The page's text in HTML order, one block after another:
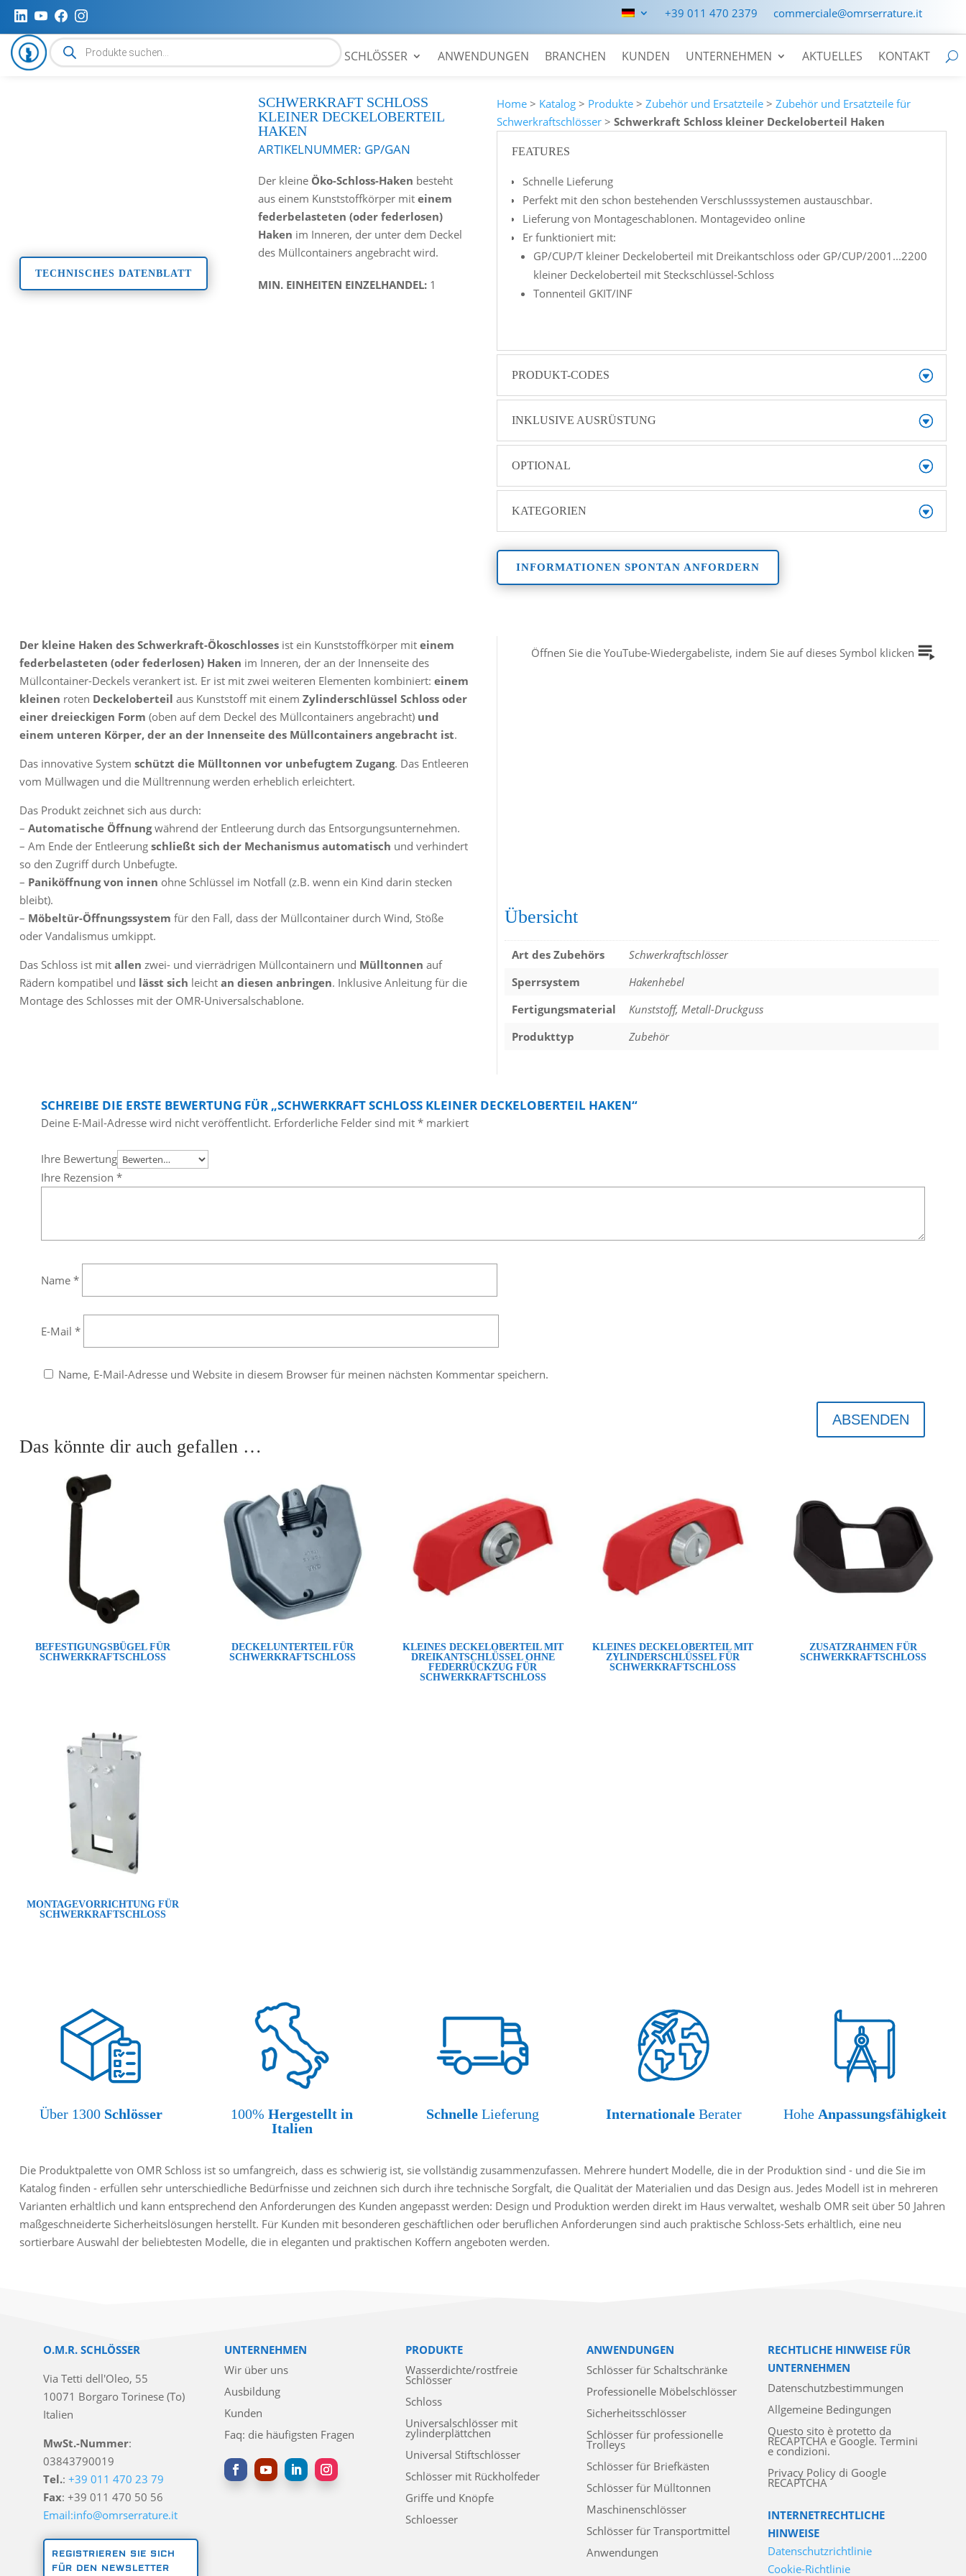
+39 011 470 2379 commerciale@omrserrature.it
Produktsuche
SCHLÖSSER ANWENDUNGEN BRANCHEN KUNDEN UNTERNEHMEN AKTUELLES KONTAKT
TECHNISCHES DATENBLATT
SCHWERKRAFT SCHLOSS
KLEINER DECKELOBERTEIL
HAKEN
ARTIKELNUMMER: GP/GAN
Der kleine Öko-Schloss-Haken besteht
aus einem Kunststoffkörper miteinem
federbelasteten (oder federlosen)
Haken im Inneren, der unter dem Deckel
des Müllcontainers angebracht wird.
MIN. EINHEITEN EINZELHANDEL: 1
Home > Katalog > Produkte >Zubehör und Ersatzteile >Zubehör und Ersatzteile für
Schwerkraftschlösser >Schwerkraft Schloss kleiner Deckeloberteil Haken
FEATURES
Schnelle Lieferung
Perfekt mit den schon bestehenden Verschlusssystemen austauschbar.
Lieferung von Montageschablonen. Montagevideo online
Er funktioniert mit:
GP/CUP/T kleiner Deckeloberteil mit Dreikantschloss oder GP/CUP/2001...2200
kleiner Deckeloberteil mit Steckschlüssel-Schloss
Tonnenteil GKIT/INF
PRODUKT-CODES
INKLUSIVE AUSRÜSTUNG
OPTIONAL
KATEGORIEN
INFORMATIONEN SPONTAN ANFORDERN
Der kleine Haken des Schwerkraft-Ökoschlossesist ein Kunststoffkörper miteinem
federbelasteten (oder federlosen) Haken im Inneren, der an der Innenseite des
Müllcontainer-Deckels verankert ist. Er ist mit zwei weiteren Elementen kombiniert: einem
kleinen roten Deckeloberteil aus Kunststoff mit einem Zylinderschlüssel Schloss oder
einer dreieckigen Form (oben auf dem Deckel des Müllcontainers angebracht)und
einem unteren Körper, der an der Innenseite des Müllcontainers angebracht ist.
Das innovative System schützt die Mülltonnen vor unbefugtem Zugang. Das Entleeren
vom Müllwagen und die Mülltrennung werden erheblich erleichtert.
Das Produkt zeichnet sich aus durch:
– Automatische Öffnungwährend der Entleerung durch das Entsorgungsunternehmen.
– Am Ende der Entleerung schließt sich der Mechanismus automatisch und verhindert
so den Zugriff durch Unbefugte.
– Paniköffnung von innen ohne Schlüssel im Notfall (z.B. wenn ein Kind darin stecken
bleibt).
– Möbeltür-Öffnungssystem für den Fall, dass der Müllcontainer durch Wind, Stöße
oder Vandalismus umkippt.
Das Schloss ist mitallen zwei- und vierrädrigen Müllcontainern und Mülltonnen auf
Rädern kompatibel und lässt sich leichtan diesen anbringen. Inklusive Anleitung für die
Montage des Schlosses mit der OMR-Universalschablone.
Öffnen Sie die YouTube-Wiedergabeliste, indem Sie auf dieses Symbol klicken
Übersicht
Art des Zubehörs
Schwerkraftschlösser
Sperrsystem
Hakenhebel
Fertigungsmaterial
Kunststoff, Metall-Druckguss
Produkttyp
Zubehör
SCHREIBE DIE ERSTE BEWERTUNG FÜR „SCHWERKRAFT SCHLOSS KLEINER DECKELOBERTEIL HAKEN“
Deine E-Mail-Adresse wird nicht veröffentlicht. Erforderliche Felder sind mit *markiert
Ihre Bewertung
Ihre Rezension *
Name *
E-Mail *
Name, E-Mail-Adresse und Website in diesem Browser für meinen nächsten Kommentar speichern.
ABSENDEN
Das könnte dir auch gefallen …
BEFESTIGUNGSBÜGEL FÜR
SCHWERKRAFTSCHLOSS
DECKELUNTERTEIL FÜR
SCHWERKRAFTSCHLOSS
KLEINES DECKELOBERTEIL MIT
DREIKANTSCHLÜSSEL OHNE
FEDERRÜCKZUG FÜR
SCHWERKRAFTSCHLOSS
KLEINES DECKELOBERTEIL MIT
ZYLINDERSCHLÜSSEL FÜR
SCHWERKRAFTSCHLOSS
ZUSATZRAHMEN FÜR
SCHWERKRAFTSCHLOSS
MONTAGEVORRICHTUNG FÜR
SCHWERKRAFTSCHLOSS
Über 1300 Schlösser 100%Hergestellt in
Italien
Schnelle Lieferung Internationale Berater Hohe Anpassungsfähigkeit
Die Produktpalette von OMR Schloss ist so umfangreich, dass es schwierig ist, sie vollständig zusammenzufassen. Mehrere hundert Modelle, die in der Produktion sind - und die Sie im
Katalog finden - erfüllen sehr unterschiedliche Bedürfnisse und zeichnen sich durch ihre technische Sorgfalt, die Qualität der Materialien und das Design aus. Jedes Modell ist in mehreren
Varianten erhältlich und kann entsprechend den Anforderungen des Kunden angepasst werden: Design und Produktion werden direkt im Haus verwaltet, weshalb OMR seit über 50 Jahren
maßgeschneiderte Sicherheitslösungen herstellt. Für Kunden mit besonderen geschäftlichen oder beruflichen Anforderungen sind auch praktische Schloss-Sets erhältlich, eine neu
sortierbare Auswahl der beliebtesten Modelle, die in eleganten und praktischen Koffern angeboten werden.
O.M.R. SCHLÖSSER
Via Tetti dell'Oleo, 55
10071 Borgaro Torinese (To)
Italien
MwSt.-Nummer:
03843790019
Tel.:+39 011 470 23 79
Fax: +39 011 470 50 56
Email:info@omrserrature.it
REGISTRIEREN SIE SICH
FÜR DEN NEWSLETTER
UNTERNEHMEN
Wir über uns
Ausbildung
Kunden
Faq: die häufigsten Fragen
PRODUKTE
Wasserdichte/rostfreie
Schlösser
Schloss
Universalschlösser mit
zylinderplättchen
Universal Stiftschlösser
Schlösser mit Rückholfeder
Griffe und Knöpfe
Schloesser
ANWENDUNGEN
Schlösser für Schaltschränke
Professionelle Möbelschlösser
Sicherheitsschlösser
Schlösser für professionelle
Trolleys
Schlösser für Briefkästen
Schlösser für Mülltonnen
Maschinenschlösser
Schlösser für Transportmittel
Anwendungen
RECHTLICHE HINWEISE FÜR
UNTERNEHMEN
Datenschutzbestimmungen
Allgemeine Bedingungen
Questo sito è protetto da
RECAPTCHA e Google. Termini
e condizioni.
Privacy Policy di Google
RECAPTCHA
INTERNETRECHTLICHE
HINWEISE
Datenschutzrichtlinie
Cookie-Richtlinie